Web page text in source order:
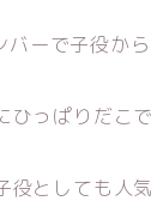
ーで子役か
ひっぱりだこ
役としても人